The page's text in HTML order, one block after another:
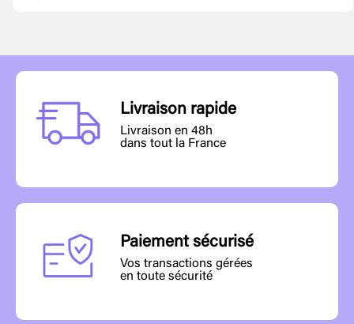
Livraison rapide
Livraison en 48h
dans tout la France
Paiement sécurisé
Vos transactions gérées
en toute sécurité